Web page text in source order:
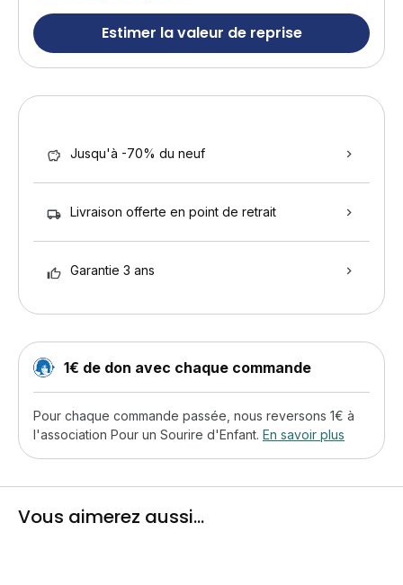
Estimer la valeur de reprise
Jusqu'à -70% du neuf
Livraison offerte en point de retrait
Garantie 3 ans
1€ de don avec chaque commande
Pour chaque commande passée, nous reversons 1€ à
l'association Pour un Sourire d'Enfant. En savoir plus
Vous aimerez aussi...